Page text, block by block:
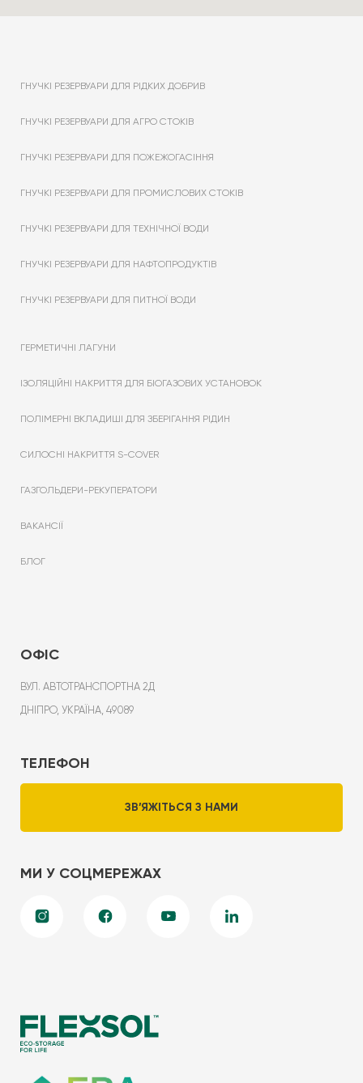
ГНУЧКІ РЕЗЕРВУАРИ ДЛЯ РІДКИХ ДОБРИВ
ГНУЧКІ РЕЗЕРВУАРИ ДЛЯ АГРО СТОКІВ
ГНУЧКІ РЕЗЕРВУАРИ ДЛЯ ПОЖЕЖОГАСІННЯ
ГНУЧКІ РЕЗЕРВУАРИ ДЛЯ ПРОМИСЛОВИХ СТОКІВ
ГНУЧКІ РЕЗЕРВУАРИ ДЛЯ ТЕХНІЧНОЇ ВОДИ
ГНУЧКІ РЕЗЕРВУАРИ ДЛЯ НАФТОПРОДУКТІВ
ГНУЧКІ РЕЗЕРВУАРИ ДЛЯ ПИТНОЇ ВОДИ
ГЕРМЕТИЧНІ ЛАГУНИ
ІЗОЛЯЦІЙНІ НАКРИТТЯ ДЛЯ БІОГАЗОВИХ УСТАНОВОК
ПОЛІМЕРНІ ВКЛАДИШІ ДЛЯ ЗБЕРІГАННЯ РІДИН
СИЛОСНІ НАКРИТТЯ S-COVER
ГАЗГОЛЬДЕРИ-РЕКУПЕРАТОРИ
ВАКАНСІЇ
БЛОГ
ОФІС
ВУЛ. АВТОТРАНСПОРТНА 2Д
ДНІПРО, УКРАЇНА, 49089
ТЕЛЕФОН
ЗВ’ЯЖІТЬСЯ З НАМИ
МИ У СОЦМЕРЕЖАХ